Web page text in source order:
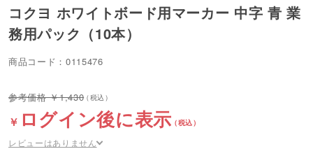
コクヨ ホワイトボード用マーカー 中字 青 業
務用パック（10本）
商品コード：0115476
1,430
ログイン後に表示
レビューはありません